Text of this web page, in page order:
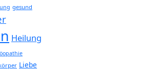
gesund
Heilung
Liebe